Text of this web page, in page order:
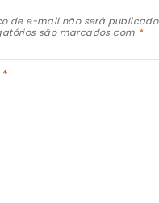
de e-mail não será publicado.
são marcados com *
*